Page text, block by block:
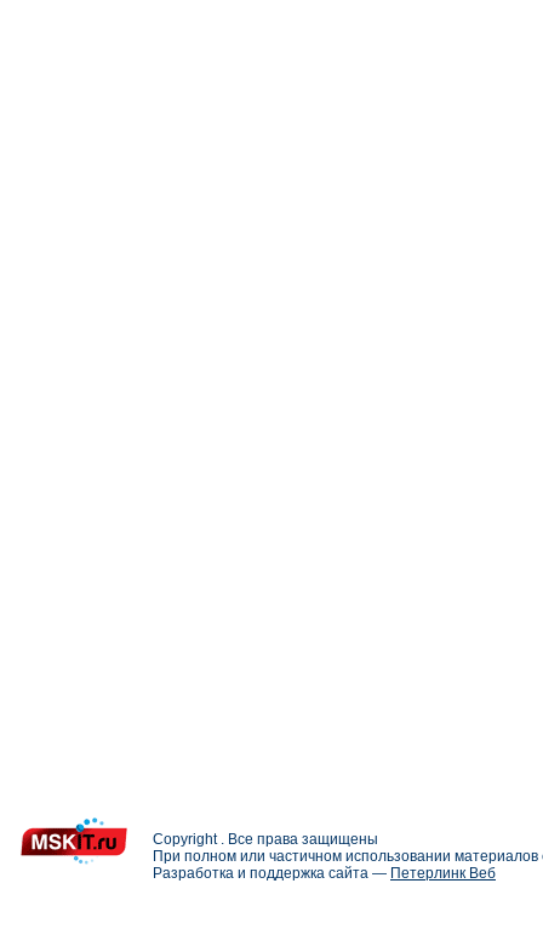
Copyright . Все права защищены
При полном или частичном использовании
Разработка и поддержка сайта — Петерлинк Веб